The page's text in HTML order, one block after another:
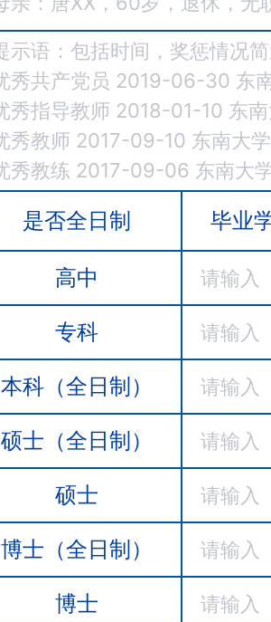
是否全日制 毕业
高中
专科
本科（全日制）
硕士（全日制）
硕士
博士（全日制）
博士